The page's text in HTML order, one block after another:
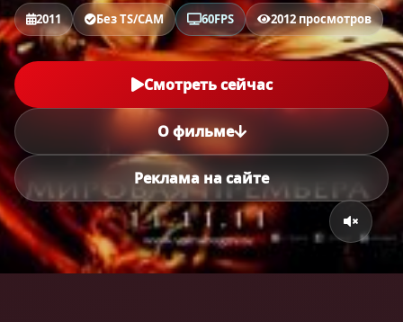
2011 Без TS/CAM 60FPS 2012 просмотров
Смотреть сейчас
О фильме
Реклама на сайте